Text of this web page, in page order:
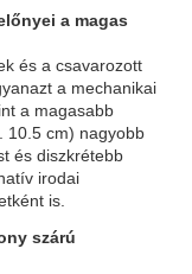
a magas
és a csavarozott
a mechanikai
a magasabb
10.5 cm) nagyobb
és diszkrétebb
irodai
is.
szárú